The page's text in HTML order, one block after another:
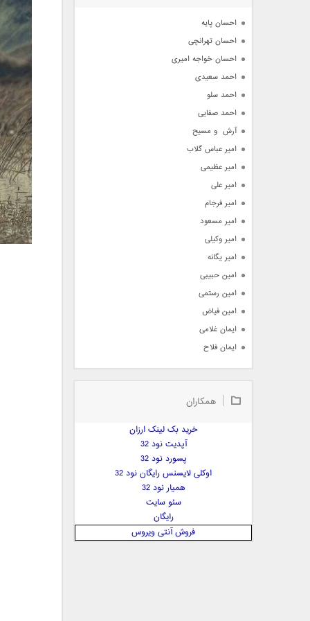
احسان پایه
احسان تهرانچی
احسان خواجه امیری
احمد سعیدی
احمد سلو
احمد صفایی
آرش  و مسیح
امیر عباس گلاب
امیر عظیمی
امیر علی
امیر فرجام
امیر مسعود
امیر وکیلی
امیر یگانه
امین حبیبی
امین رستمی
امین فیاض
ایمان غلامی
ایمان فلاح
بابک جهانبخش
بابک مافی
بهنام صفوی
پارسا چیلیک
همکاران
خرید بک لینک ارزان
آپدیت نود 32
پسورد نود 32
اوکلی لایسنس رایگان نود 32
همیار نود 32
سئو سایت
رایگان
فروش آنتی ویروس